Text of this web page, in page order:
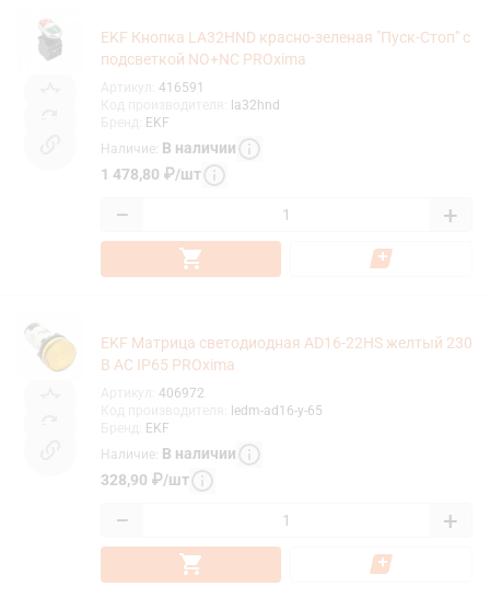
EKF Кнопка LA32HND красно-зеленая "Пуск-Стоп" с
подсветкой NO+NC PROxima
416591
la32hnd
EKF
Наличие: В наличии
1 478,80 ₽/шт
− +
EKF Матрица светодиодная AD16-22HS желтый 230
В AC IP65 PROxima
406972
ledm-ad16-y-65
EKF
Наличие: В наличии
328,90 ₽/шт
− +